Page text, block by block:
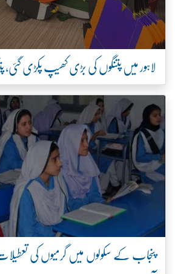
لاہور میں پتنگوں کی بڑی کھیپ پکڑی گئی،
پنجاب کے سکولوں میں گرمیوں کی